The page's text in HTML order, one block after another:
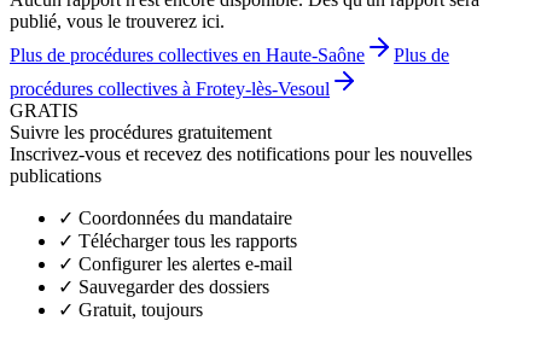
publié, vous le trouverez ici.
Plus de procédures collectives en Haute-Saône
Plus de
procédures collectives à Frotey-lès-Vesoul
GRATIS
Suivre les procédures gratuitement
Inscrivez-vous et recevez des notifications pour les nouvelles
publications
✓ Coordonnées du mandataire
✓ Télécharger tous les rapports
✓ Configurer les alertes e-mail
✓ Sauvegarder des dossiers
✓ Gratuit, toujours